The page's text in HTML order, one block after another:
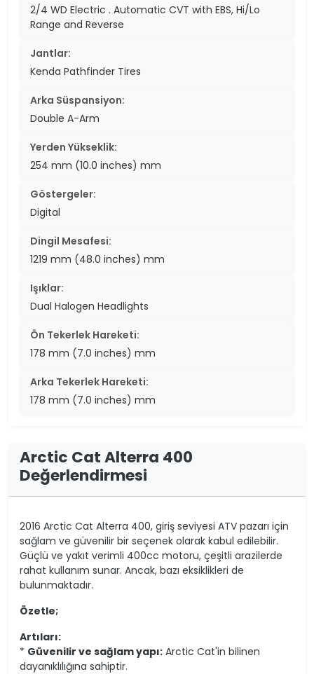
2/4 WD Electric . Automatic CVT with EBS, Hi/Lo
Range and Reverse
Jantlar:
Kenda Pathfinder Tires
Arka Süspansiyon:
Double A-Arm
Yerden Yükseklik:
254 mm (10.0 inches) mm
Göstergeler:
Digital
Dingil Mesafesi:
1219 mm (48.0 inches) mm
Işıklar:
Dual Halogen Headlights
Ön Tekerlek Hareketi:
178 mm (7.0 inches) mm
Arka Tekerlek Hareketi:
178 mm (7.0 inches) mm
Arctic Cat Alterra 400
Değerlendirmesi
2016 Arctic Cat Alterra 400, giriş seviyesi ATV pazarı için
sağlam ve güvenilir bir seçenek olarak kabul edilebilir.
Güçlü ve yakıt verimli 400cc motoru, çeşitli arazilerde
rahat kullanım sunar. Ancak, bazı eksiklikleri de
bulunmaktadır.
Özetle;
Artıları:
* Güvenilir ve sağlam yapı: Arctic Cat'in bilinen
dayanıklılığına sahiptir.